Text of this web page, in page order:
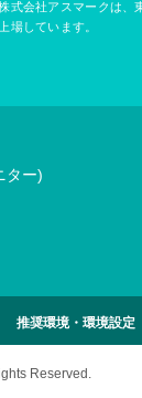
式会社アスマークは、
場しています。
ター)
推奨環境・環境設定
Reserved.